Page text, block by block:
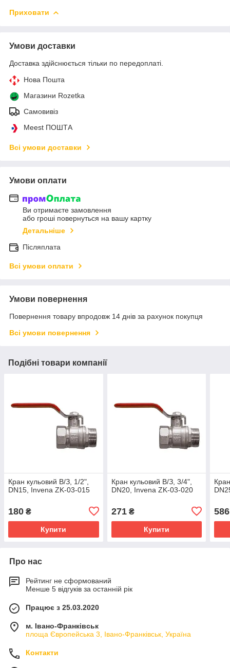
Приховати
Умови доставки
Доставка здійснюється тільки по передоплаті.
Нова Пошта
Магазини Rozetka
Самовивіз
Meest ПОШТА
Всі умови доставки
Умови оплати
Ви отримаєте замовлення
або гроші повернуться на вашу картку
Детальніше
Післяплата
Всі умови оплати
Умови повернення
Повернення товару впродовж 14 днів за рахунок покупця
Всі умови повернення
Подібні товари компанії
Кран кульовий В/З, 1/2",
DN15, Invena ZK-03-015
180 ₴
Купити
Кран кульовий В/З, 3/4",
DN20, Invena ZK-03-020
271₴
Купити
586
Про нас
Рейтинг не сформований
Менше 5 відгуків за останній рік
Працює з 25.03.2020
м. Івано-Франківськ
площа Європейська 3, Івано-Франківськ, Україна
Контакти